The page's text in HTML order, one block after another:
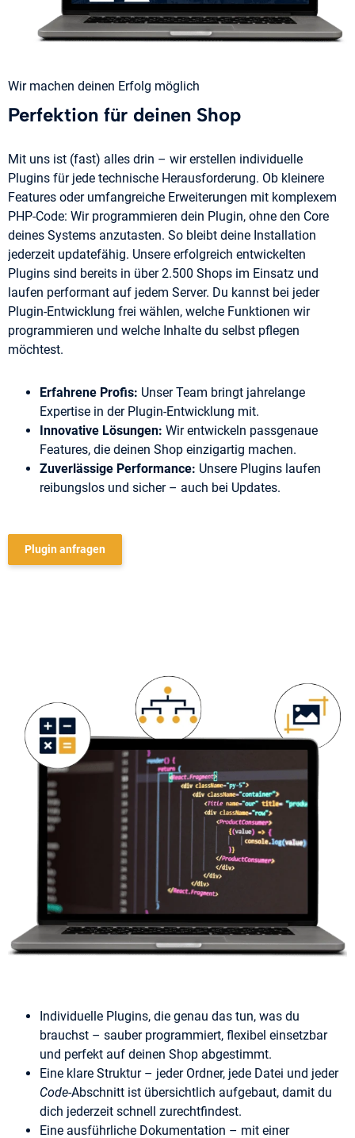
Wir machen deinen Erfolg möglich
Perfektion für deinen Shop
Mit uns ist (fast) alles drin – wir erstellen individuelle
Plugins für jede technische Herausforderung. Ob kleinere
Features oder umfangreiche Erweiterungen mit komplexem
PHP-Code: Wir programmieren dein Plugin, ohne den Core
deines Systems anzutasten. So bleibt deine Installation
jederzeit updatefähig. Unsere erfolgreich entwickelten
Plugins sind bereits in über 2.500 Shops im Einsatz und
laufen performant auf jedem Server. Du kannst bei jeder
Plugin-Entwicklung frei wählen, welche Funktionen wir
programmieren und welche Inhalte du selbst pflegen
möchtest.
Erfahrene Profis: Unser Team bringt jahrelange
Expertise in der Plugin-Entwicklung mit.
Innovative Lösungen: Wir entwickeln passgenaue
Features, die deinen Shop einzigartig machen.
Zuverlässige Performance: Unsere Plugins laufen
reibungslos und sicher – auch bei Updates.
Plugin anfragen
Individuelle Plugins, die genau das tun, was du
brauchst – sauber programmiert, flexibel einsetzbar
und perfekt auf deinen Shop abgestimmt.
Eine klare Struktur – jeder Ordner, jede Datei und jeder
Code-Abschnitt ist übersichtlich aufgebaut, damit du
dich jederzeit schnell zurechtfindest.
Eine ausführliche Dokumentation – mit einer